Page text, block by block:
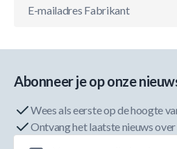
E-mailadres Fabrikant
Abonneer je op onze
Wees als eerste op de hoogte
Ontvang het laatste nieuws